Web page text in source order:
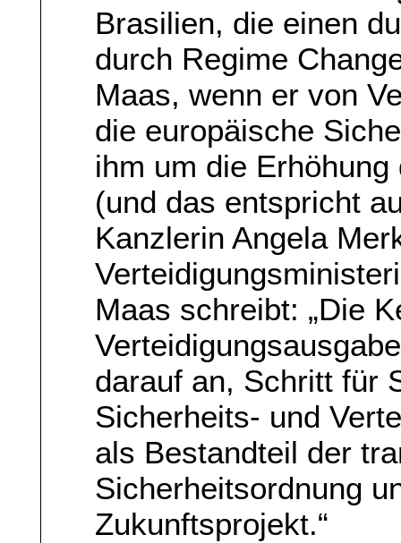
Brasilien, die einen
durch Regime
Maas, wenn er von
die europäische
ihm um die
(und das entspricht
Kanzlerin Angela
Maas schreibt: „Die
darauf an, Schritt für
Sicherheits- und
als Bestandteil der
Sicherheitsordnung
Zukunftsprojekt.“